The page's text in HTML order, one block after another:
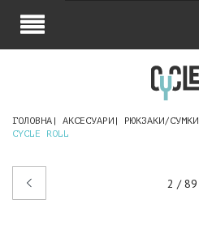
ГОЛОВНА АКСЕСУАРИ РЮКЗАКИ/СУМКИ
CYCLE ROLL
2 / 89